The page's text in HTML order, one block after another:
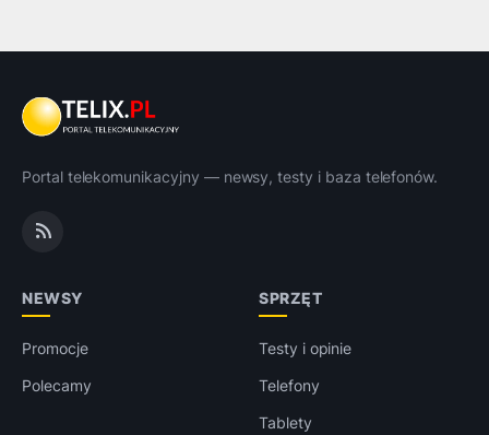
Portal telekomunikacyjny — newsy, testy i baza telefonów.
NEWSY
Promocje
Polecamy
SPRZĘT
Testy i opinie
Telefony
Tablety